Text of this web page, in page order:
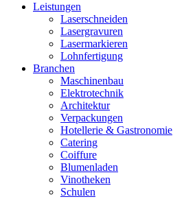
Leistungen
Laserschneiden
Lasergravuren
Lasermarkieren
Lohnfertigung
Branchen
Maschinenbau
Elektrotechnik
Architektur
Verpackungen
Hotellerie & Gastronomie
Catering
Coiffure
Blumenladen
Vinotheken
Schulen